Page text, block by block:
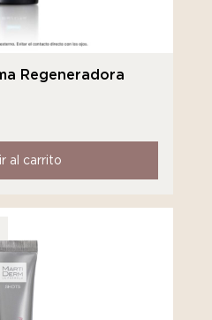
Regeneradora
al carrito